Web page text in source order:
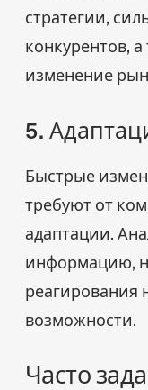
стратегии,
конкурентов,
изменение
5.
Быстрые
требуют от
адаптации.
информацию,
реагирования
возможности.
Часто